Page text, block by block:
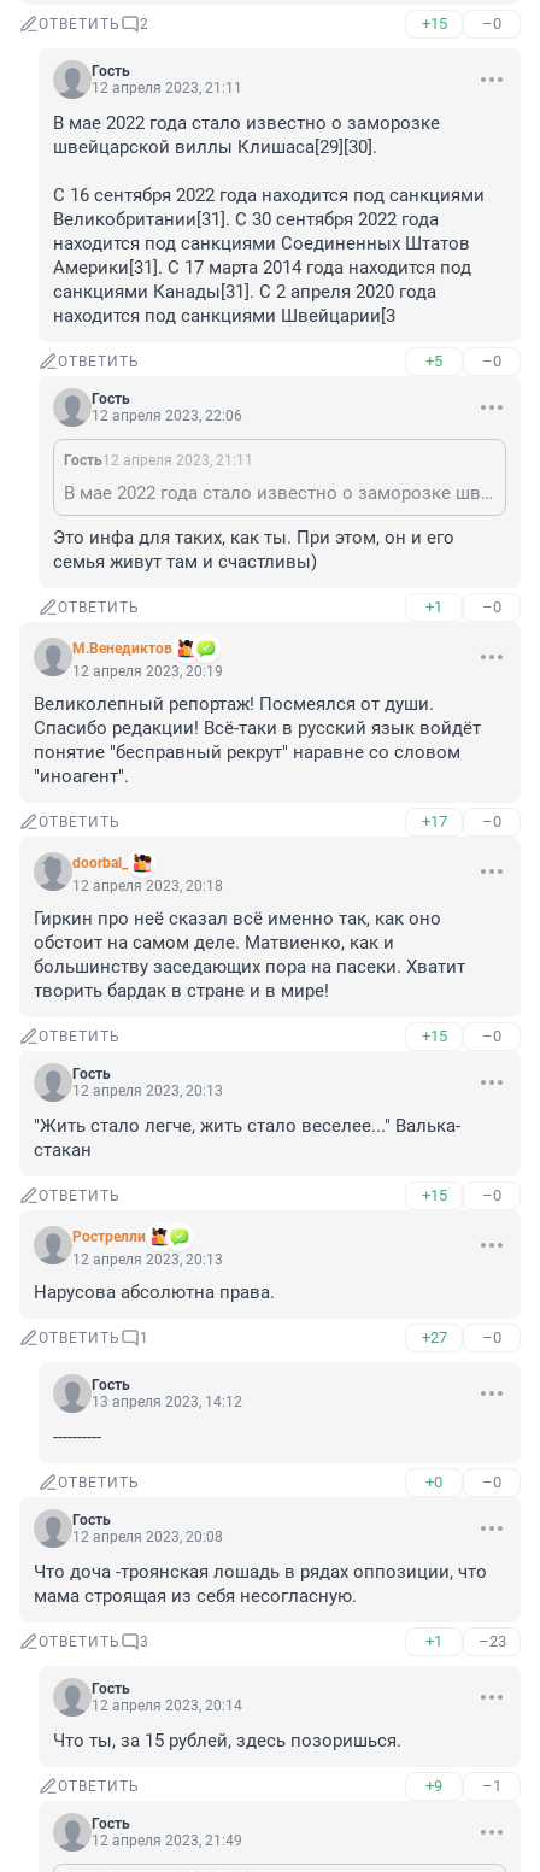
ОТВЕТИТЬ 2 +15 –0
Гость
12 апреля 2023, 21:11
В мае 2022 года стало известно о заморозке
швейцарской виллы Клишаса[29][30].
С 16 сентября 2022 года находится под санкциями
Великобритании[31]. С 30 сентября 2022 года
находится под санкциями Соединенных Штатов
Америки[31]. С 17 марта 2014 года находится под
санкциями Канады[31]. С 2 апреля 2020 года
находится под санкциями Швейцарии[3
ОТВЕТИТЬ +5 –0
Гость
12 апреля 2023, 22:06
Гость12 апреля 2023, 21:11
В мае 2022 года стало известно о заморозке швейцарской виллы Клишаса[29][30]. С 16 сентября 2022 года находится под санкциями Великобритании[31]. С 30 сентября 2022 года находится под санкциями Соединенных Штатов Америки[31]. С 17 марта 2014 года находится под санкциями Канады[31]. С 2 апреля 2020 года находится под санкциями Швейцарии[3
Это инфа для таких, как ты. При этом, он и его
семья живут там и счастливы)
ОТВЕТИТЬ +1 –0
М.Венедиктов
12 апреля 2023, 20:19
Великолепный репортаж! Посмеялся от души.
Спасибо редакции! Всё-таки в русский язык войдёт
понятие "бесправный рекрут" наравне со словом
"иноагент".
ОТВЕТИТЬ +17 –0
doorbal_
12 апреля 2023, 20:18
Гиркин про неё сказал всё именно так, как оно
обстоит на самом деле. Матвиенко, как и
большинству заседающих пора на пасеки. Хватит
творить бардак в стране и в мире!
ОТВЕТИТЬ +15 –0
Гость
12 апреля 2023, 20:13
"Жить стало легче, жить стало веселее..." Валька-
стакан
ОТВЕТИТЬ +15 –0
Рострелли
12 апреля 2023, 20:13
Нарусова абсолютна права.
ОТВЕТИТЬ 1 +27 –0
Гость
13 апреля 2023, 14:12
----------
ОТВЕТИТЬ +0 –0
Гость
12 апреля 2023, 20:08
Что доча -троянская лошадь в рядах оппозиции, что
мама строящая из себя несогласную.
ОТВЕТИТЬ 3 +1 –23
Гость
12 апреля 2023, 20:14
Что ты, за 15 рублей, здесь позоришься.
ОТВЕТИТЬ +9 –1
Гость
12 апреля 2023, 21:49